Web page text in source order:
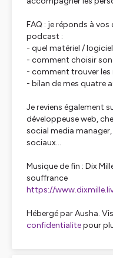
FAQ : je réponds à
podcast :
- quel matériel /
- comment choisir son
- comment trouver les
- bilan de mes quatre
Je reviens également
développeuse web,
social media
sociaux...
Musique de fin : Dix
souffrance
https://
Hébergé par Ausha.
confidentialitepour